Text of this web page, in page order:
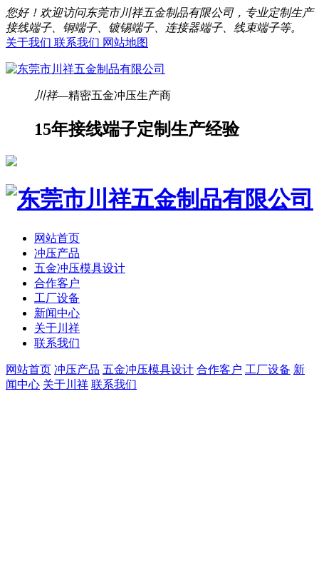
您好！欢迎访问东莞市川祥五金制品有限公司，专业定制生产
接线端子、铜端子、镀锡端子、连接器端子、线束端子等。
关于我们 联系我们 网站地图
川祥—精密五金冲压生产商
15年接线端子定制生产经验
网站首页
冲压产品
五金冲压模具设计
合作客户
工厂设备
新闻中心
关于川祥
联系我们
网站首页 冲压产品 五金冲压模具设计 合作客户 工厂设备 新
闻中心 关于川祥 联系我们